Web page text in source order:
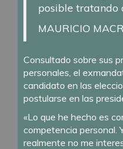
posible tratando
MAURICIO
Consultado sobre sus
personales, el
candidato en las
postularse en las
«Lo que he hecho es
competencia personal.
realmente no me